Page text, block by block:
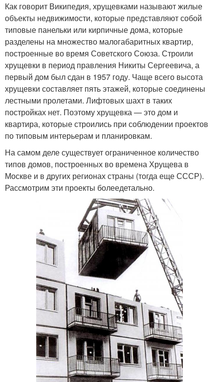
Как говорит Википедия, хрущевками называют жилые
объекты недвижимости, которые представляют собой
типовые панельки или кирпичные дома, которые
разделены на множество малогабаритных квартир,
построенные во время Советского Союза. Строили
хрущевки в период правления Никиты Сергеевича, а
первый дом был сдан в 1957 году. Чаще всего высота
хрущевки составляет пять этажей, которые соединены
лестными пролетами. Лифтовых шахт в таких
постройках нет. Поэтому хрущевка — это дом и
квартира, которые строились при соблюдении проектов
по типовым интерьерам и планировкам.
На самом деле существует ограниченное количество
типов домов, построенных во времена Хрущева в
Москве и в других регионах страны (тогда еще СССР).
Рассмотрим эти проекты болеедетально.